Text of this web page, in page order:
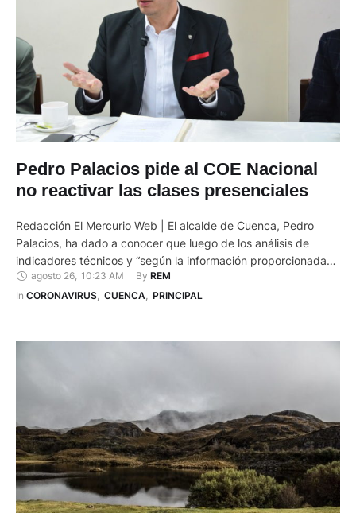
Pedro Palacios pide al COE Nacional
no reactivar las clases presenciales
Redacción El Mercurio Web | El alcalde de Cuenca, Pedro
Palacios, ha dado a conocer que luego de los análisis de
indicadores técnicos y “según la información proporcionada
por los entes asesores en movilidad, salud, seguridad, gestión
de riesgos, productividad y sector social”, se ha resuelto
agosto 26 10:23 AM By REM
In CORONAVIRUS, CUENCA, PRINCIPAL